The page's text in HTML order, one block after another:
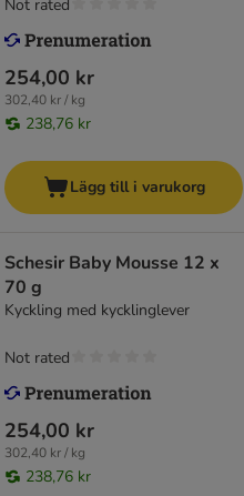
254,00 kr
302,40 kr / kg
238,76 kr
Not rated
Lägg till i varukorg
Schesir Baby Mousse 12 x
70 g
Kyckling med kycklinglever
254,00 kr
302,40 kr / kg
238,76 kr
Not rated